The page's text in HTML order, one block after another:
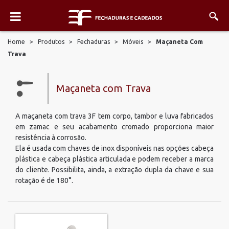
Home > Produtos > Fechaduras > Móveis > Maçaneta Com
Trava
Maçaneta com Trava
A maçaneta com trava 3F tem corpo, tambor e luva fabricados
em zamac e seu acabamento cromado proporciona maior
resistência à corrosão.
Ela é usada com chaves de inox disponíveis nas opções cabeça
plástica e cabeça plástica articulada e podem receber a marca
do cliente. Possibilita, ainda, a extração dupla da chave e sua
rotação é de 180°.